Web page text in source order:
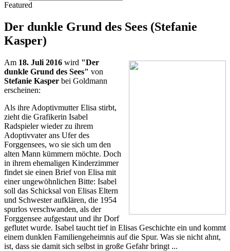
Featured
Der dunkle Grund des Sees (Stefanie
Kasper)
Am 18. Juli 2016 wird "Der
dunkle Grund des Sees" von
Stefanie Kasper bei Goldmann
erscheinen:
Als ihre Adoptivmutter Elisa stirbt,
zieht die Grafikerin Isabel
Radspieler wieder zu ihrem
Adoptivvater ans Ufer des
Forggensees, wo sie sich um den
alten Mann kümmern möchte. Doch
in ihrem ehemaligen Kinderzimmer
findet sie einen Brief von Elisa mit
einer ungewöhnlichen Bitte: Isabel
soll das Schicksal von Elisas Eltern
und Schwester aufklären, die 1954
spurlos verschwanden, als der
Forggensee aufgestaut und ihr Dorf
geflutet wurde. Isabel taucht tief in Elisas Geschichte ein und kommt
einem dunklen Familiengeheimnis auf die Spur. Was sie nicht ahnt,
ist, dass sie damit sich selbst in große Gefahr bringt ...